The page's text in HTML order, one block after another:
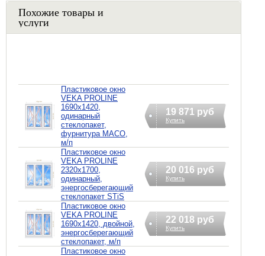
Похожие товары и
услуги
Пластиковое окно
VEKA PROLINE
1690х1420,
одинарный
стеклопакет,
фурнитура MACO,
м/п
19 871 руб
Купить
Пластиковое окно
VEKA PROLINE
2320х1700,
одинарный,
энергосберегающий
стеклопакет STiS
20 016 руб
Купить
Пластиковое окно
VEKA PROLINE
1690х1420, двойной,
энергосберегающий
стеклопакет, м/п
22 018 руб
Купить
Пластиковое окно